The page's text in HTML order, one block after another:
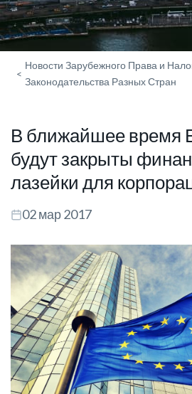
<
Новости Зарубежного Права и
Законодательства Разных Стран
В ближайшее время
будут закрыты
лазейки для
02 мар 2017